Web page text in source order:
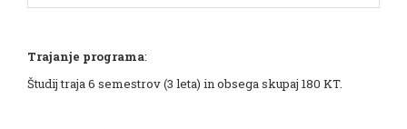
Trajanje programa:
Študij traja 6 semestrov (3 leta) in obsega skupaj 180 KT.